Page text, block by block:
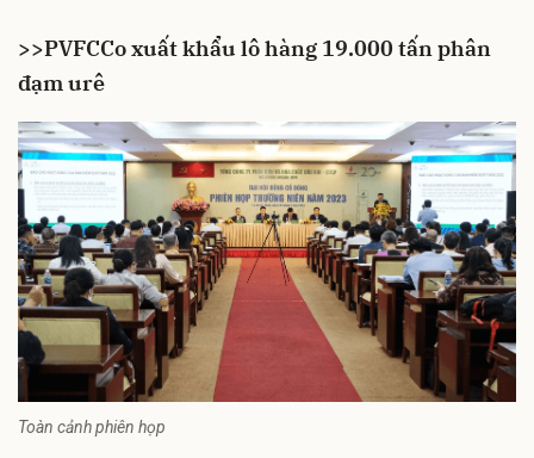
>>PVFCCo xuất khẩu lô hàng 19.000 tấn phân
đạm urê
Toàn cảnh phiên họp